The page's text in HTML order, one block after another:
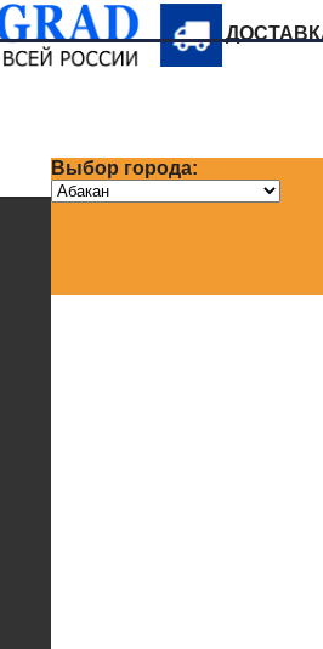
Выбор города: